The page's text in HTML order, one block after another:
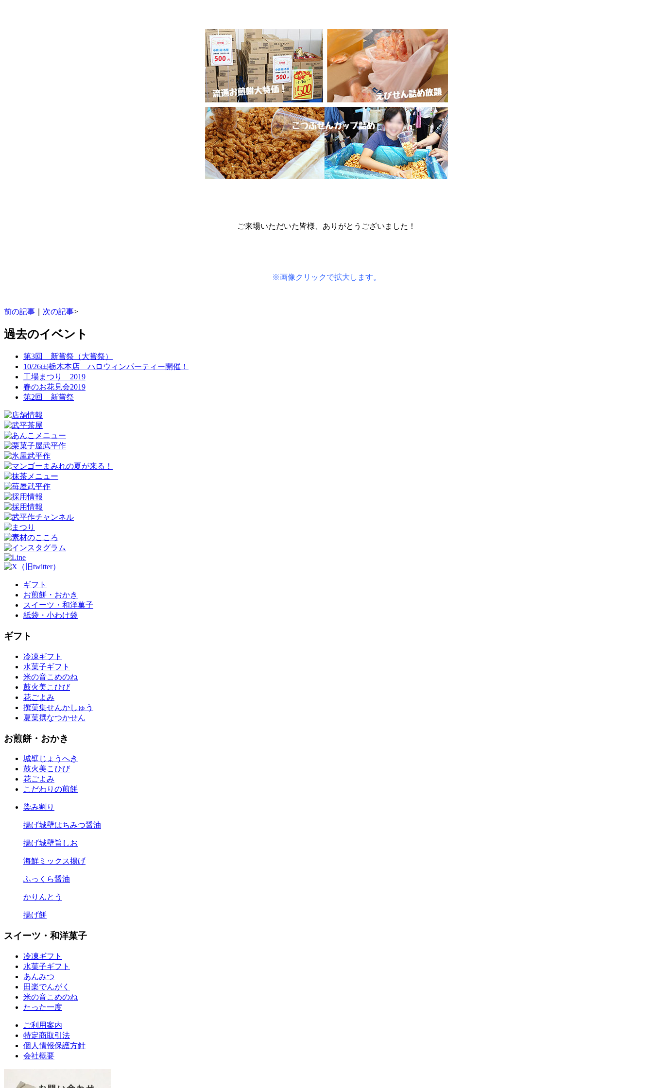
ご来場いただいた皆様、ありがとうございました！
※画像クリックで拡大します。
前の記事 次の記事>
過去のイベント
第3回 新嘗祭（大嘗祭）
10/26㈯栃木本店 ハロウィンパーティー開催！
工場まつり 2019
春のお花見会2019
第2回 新嘗祭
ギフト
お煎餅・おかき
スイーツ・和洋菓子
紙袋・小わけ袋
ギフト
冷凍ギフト
水菓子ギフト
米の音こめのね
鼓火美こひび
花ごよみ
撰菓集せんかしゅう
夏菓撰なつかせん
お煎餅・おかき
城壁じょうへき
鼓火美こひび
花ごよみ
こだわりの煎餅
染み割り
揚げ城壁はちみつ醤油
揚げ城壁旨しお
海鮮ミックス揚げ
ふっくら醤油
かりんとう
揚げ餅
スイーツ・和洋菓子
冷凍ギフト
水菓子ギフト
あんみつ
田楽でんがく
米の音こめのね
たった一度
ご利用案内
特定商取引法
個人情報保護方針
会社概要